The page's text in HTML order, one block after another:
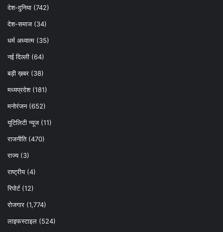
देश-दुनिया (742)
देश-समाज(34)
धर्म अध्यात्म (35)
नई दिल्ली (64)
बड़ी ख़बर (38)
मध्यप्रदेश(181)
मनोरंजन(652)
यूटिलिटी न्यूज(11)
राजनीति(470)
राज्य(3)
राष्ट्रीय(4)
रिपोर्ट(12)
रोजगार (1,774)
लाइफस्टाइल (524)